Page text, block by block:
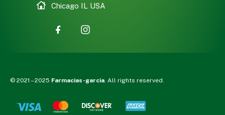
Chicago IL USA
© 2021 – 2025 Farmacias-garcia . All rights reserved.